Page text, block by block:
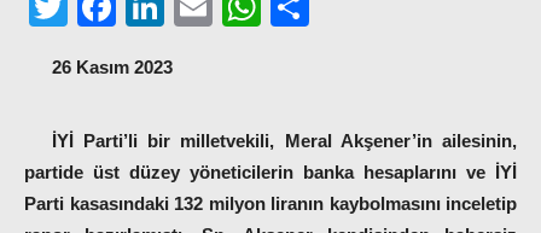
26 Kasım 2023
İYİ Parti’li bir milletvekili, Meral Akşener’in ailesinin,
partide üst düzey yöneticilerin banka hesaplarını ve İYİ
Parti kasasındaki 132 milyon liranın kaybolmasını inceletip